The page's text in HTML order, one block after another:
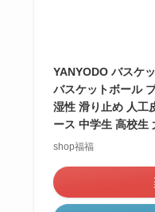
YANYODO バスケ
バスケットボール
湿性 滑り止め 人工
ース 中学生 高校生
shop福福